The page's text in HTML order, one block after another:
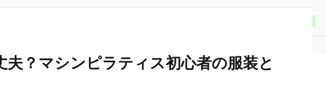
？マシンピラティス初心者の服装と